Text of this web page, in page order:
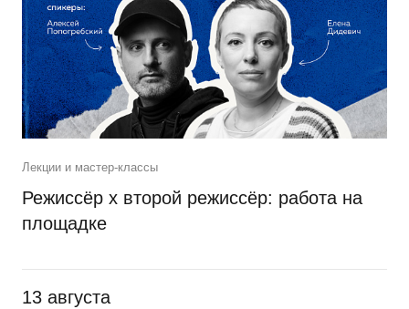
Лекции и мастер-классы
Режиссёр х второй режиссёр: работа на
площадке
13 августа